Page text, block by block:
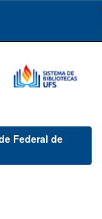
Federal de